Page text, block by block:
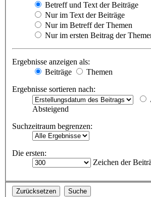
Betreff und Text der Beiträge
Nur im Text der Beiträge
Nur im Betreff der Themen
Nur im ersten Beitrag der
Ergebnisse anzeigen als:
Beiträge
Themen
Ergebnisse sortieren nach:
Absteigend
Suchzeitraum begrenzen:
Die ersten:
Zeichen der